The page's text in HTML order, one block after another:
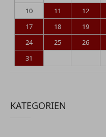
10
11 12
17
18 19
24
25 26
31
KATEGORIEN